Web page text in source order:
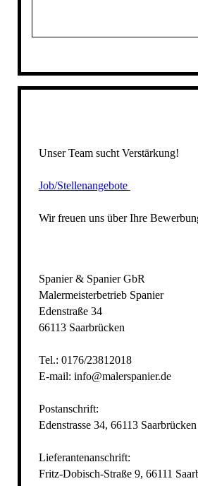
Unser Team sucht Verstärkung!
Job/Stellenangebote
Wir freuen uns über Ihre
Spanier & Spanier GbR
Malermeisterbetrieb Spanier
Edenstraße 34
66113 Saarbrücken
Tel.: 0176/23812018
E-mail: info@malerspanier.de
Postanschrift:
Edenstrasse 34, 66113 Saarbrücken
Lieferantenanschrift:
Fritz-Dobisch-Straße 9, 66111